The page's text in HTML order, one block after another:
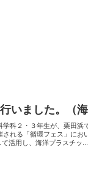
いました。（海
科２・３年生が、栗田
される「循環フェス」にお
活用し、海洋プラスチッ...